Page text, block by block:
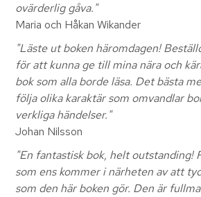
ovärderlig gåva."
Maria och Håkan Wikander
"Läste ut boken häromdagen!
för att kunna ge till mina nära och
bok som alla borde läsa. Det bästa
följa olika karaktär som omvandlar
verkliga händelser."
Johan Nilsson
"En fantastisk bok, helt outstanding!
som ens kommer i närheten av att
som den här boken gör. Den är